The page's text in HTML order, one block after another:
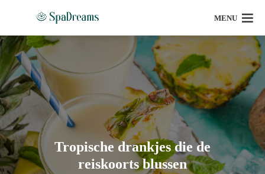
MENU
Tropische drankjes die de
reiskoorts blussen